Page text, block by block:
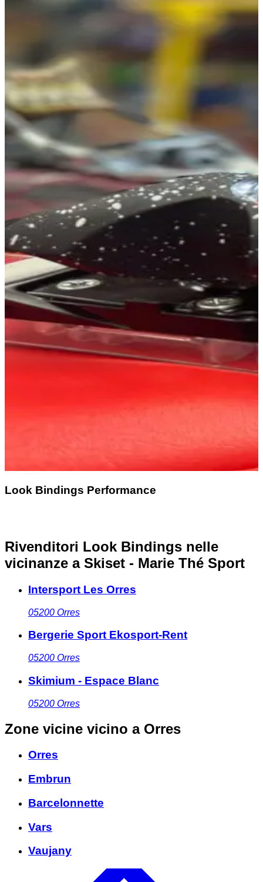
Look Bindings Performance
Rivenditori Look Bindings nelle
vicinanze a Skiset - Marie Thé Sport
Intersport Les Orres
05200 Orres
Bergerie Sport Ekosport-Rent
05200 Orres
Skimium - Espace Blanc
05200 Orres
Zone vicine vicino a Orres
Orres
Embrun
Barcelonnette
Vars
Vaujany